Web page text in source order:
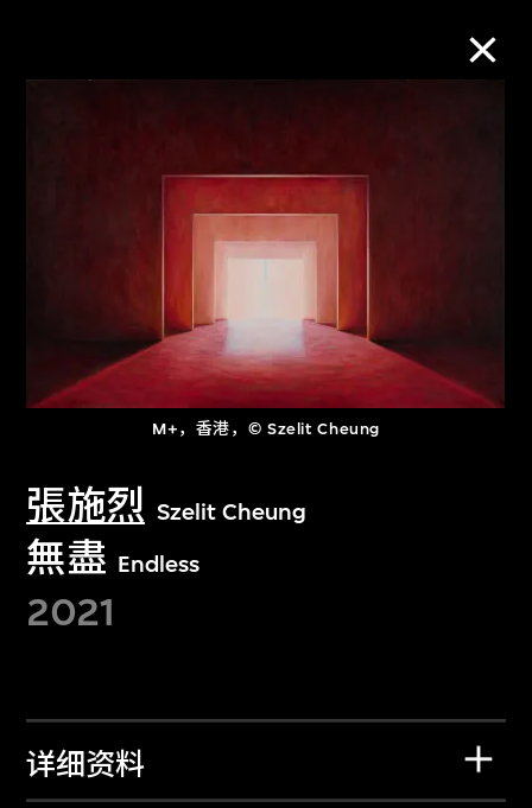
M+，香港，© Szelit Cheung
張施烈 Szelit Cheung
無盡 Endless
2021
详细资料
M+藏品
进一步筛选
关于M+藏品
探索世界顶级的二十及二十一世纪视觉
文化藏品。